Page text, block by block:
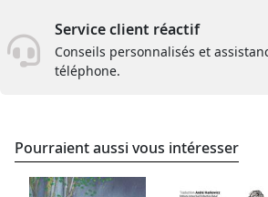
Service client réactif
Conseils personnalisés et
téléphone.
Pourraient aussi vous intéresser